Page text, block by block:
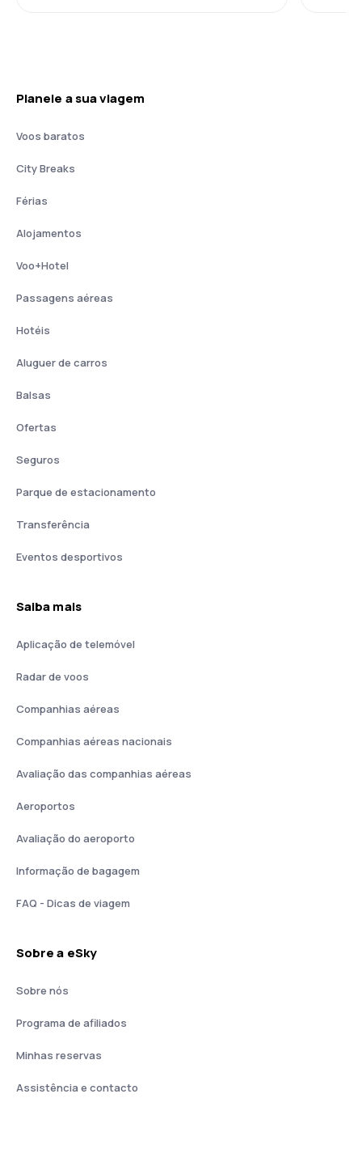
Planeie a sua viagem
Voos baratos
City Breaks
Férias
Alojamentos
Voo+Hotel
Passagens aéreas
Hotéis
Aluguer de carros
Balsas
Ofertas
Seguros
Parque de estacionamento
Transferência
Eventos desportivos
Saiba mais
Aplicação de telemóvel
Radar de voos
Companhias aéreas
Companhias aéreas nacionais
Avaliação das companhias aéreas
Aeroportos
Avaliação do aeroporto
Informação de bagagem
FAQ - Dicas de viagem
Sobre a eSky
Sobre nós
Programa de afiliados
Minhas reservas
Assistência e contacto